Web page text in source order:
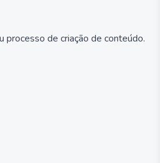
processo de criação de conteúdo.